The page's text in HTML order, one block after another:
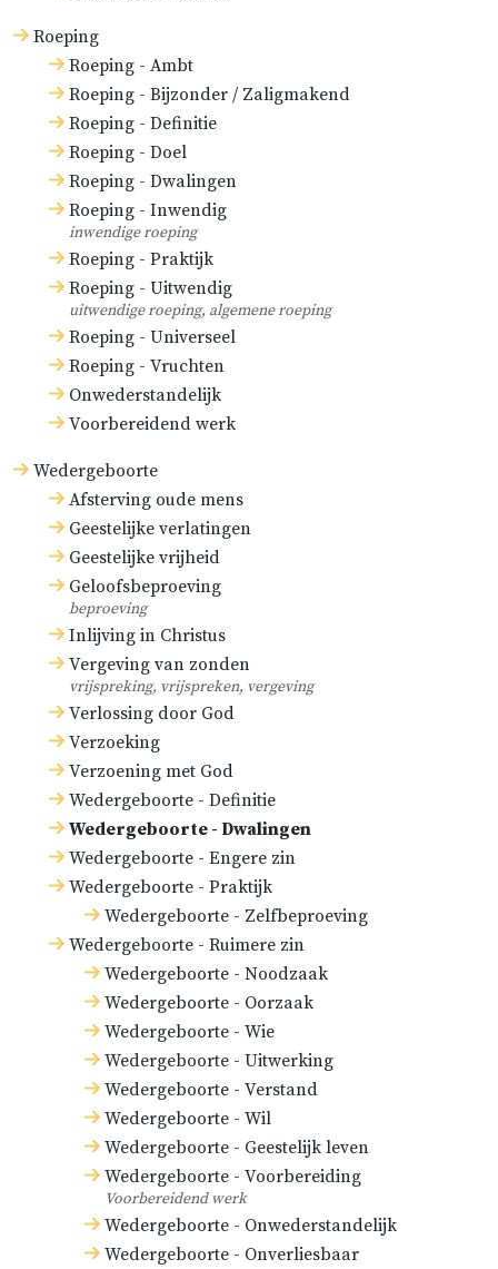
Roeping
Roeping - Ambt
Roeping - Bijzonder / Zaligmakend
Roeping - Definitie
Roeping - Doel
Roeping - Dwalingen
Roeping - Inwendig
inwendige roeping
Roeping - Praktijk
Roeping - Uitwendig
uitwendige roeping, algemene roeping
Roeping - Universeel
Roeping - Vruchten
Onwederstandelijk
Voorbereidend werk
Wedergeboorte
Afsterving oude mens
Geestelijke verlatingen
Geestelijke vrijheid
Geloofsbeproeving
beproeving
Inlijving in Christus
Vergeving van zonden
vrijspreking, vrijspreken, vergeving
Verlossing door God
Verzoeking
Verzoening met God
Wedergeboorte - Definitie
Wedergeboorte - Dwalingen
Wedergeboorte - Engere zin
Wedergeboorte - Praktijk
Wedergeboorte - Zelfbeproeving
Wedergeboorte - Ruimere zin
Wedergeboorte - Noodzaak
Wedergeboorte - Oorzaak
Wedergeboorte - Wie
Wedergeboorte - Uitwerking
Wedergeboorte - Verstand
Wedergeboorte - Wil
Wedergeboorte - Geestelijk leven
Wedergeboorte - Voorbereiding
Voorbereidend werk
Wedergeboorte - Onwederstandelijk
Wedergeboorte - Onverliesbaar